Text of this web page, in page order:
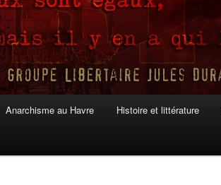
Anarchisme au Havre Histoire et littérature